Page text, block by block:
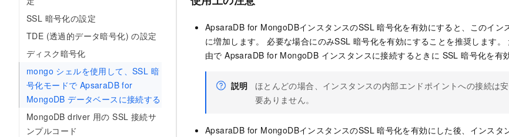
SSL 暗号化の設定
TDE (透過的データ暗号化) の設定
ディスク暗号化
mongo シェルを使用して、SSL 暗
号化モードで ApsaraDB for
MongoDB データベースに接続する
MongoDB driver 用の SSL 接続サ
ンプルコード
ApsaraDB for MongoDBインスタンスのSSL 暗号化を有効にすると、このイン
に増加します。 必要な場合にのみSSL 暗号化を有効にすることを推奨します
由で ApsaraDB for MongoDB インスタンスに接続するときに SSL 暗号化を有
説明 ほとんどの場合、インスタンスの内部エンドポイントへの接続は
要ありません。
ApsaraDB for MongoDBインスタンスのSSL 暗号化を有効にした後、インスタ